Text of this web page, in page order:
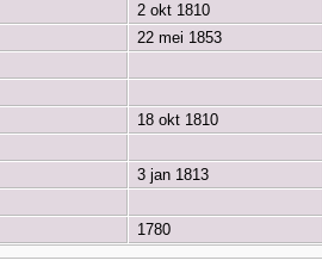
2 okt 1810
22 mei 1853
18 okt 1810
3 jan 1813
1780